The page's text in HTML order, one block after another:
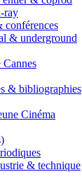
ray
conférences
& underground
Cannes
& bibliographies
Cinéma
& technique